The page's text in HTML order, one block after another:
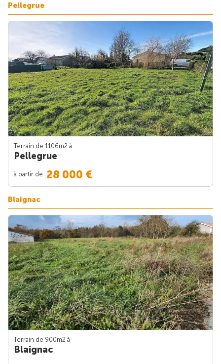
Pellegrue
Terrain de 1106m2 à
Pellegrue
à partir de 28 000 €
Blaignac
Terrain de 900m2 à
Blaignac